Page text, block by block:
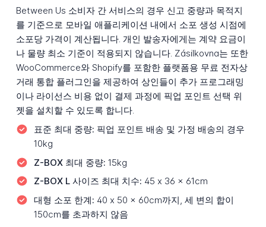
Between Us 소비자 간 서비스의 경우 신고 중량과 목적지
를 기준으로 모바일 애플리케이션 내에서 소포 생성 시점에
소포당 가격이 계산됩니다. 개인 발송자에게는 계약 요금이
나 물량 최소 기준이 적용되지 않습니다. Zásilkovna는 또한
WooCommerce와 Shopify를 포함한 플랫폼용 무료 전자상
거래 통합 플러그인을 제공하여 상인들이 추가 프로그래밍
이나 라이선스 비용 없이 결제 과정에 픽업 포인트 선택 위
젯을 설치할 수 있도록 합니다.
표준 최대 중량: 픽업 포인트 배송 및 가정 배송의 경우
10kg
Z-BOX 최대 중량: 15kg
Z-BOX L 사이즈 최대 치수: 45 x 36 x 61cm
대형 소포 한계: 40 x 50 x 60cm까지, 세 변의 합이
150cm를 초과하지 않음